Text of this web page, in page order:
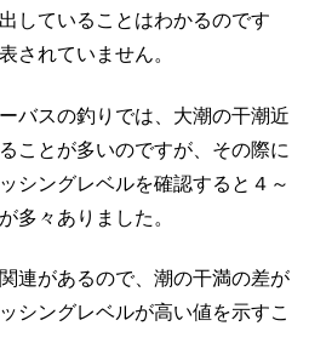
していることはわかるのです
されていません。
バスの釣りでは、大潮の干潮近
ことが多いのですが、その際に
シングレベルを確認すると４～
多々ありました。
連があるので、潮の干満の差が
シングレベルが高い値を示すこ